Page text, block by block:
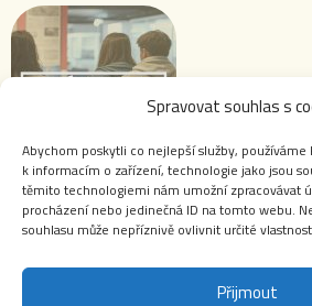
Spravovat souhlas s
Abychom poskytli co nejlepší služby,
k informacím o zařízení, technologie jako jsou
těmito technologiemi nám umožní zpracovávat
procházení nebo jedinečná ID na tomto webu.
souhlasu může nepříznivě ovlivnit určité
Přijmout
Výstavy ABS